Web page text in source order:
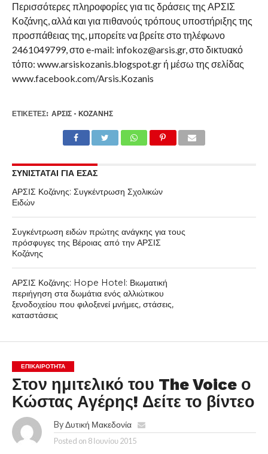
Περισσότερες πληροφορίες για τις δράσεις της ΑΡΣΙΣ
Κοζάνης, αλλά και για πιθανούς τρόπους υποστήριξης της
προσπάθειας της, μπορείτε να βρείτε στο τηλέφωνο
2461049799, στο e-mail: infokoz@arsis.gr, στο δικτυακό
τόπο: www.arsiskozanis.blogspot.gr ή μέσω της σελίδας
www.facebook.com/Arsis.Kozanis
ΕΤΙΚΕΤΕΣ: ΑΡΣΙΣ - ΚΟΖΆΝΗΣ
ΣΥΝΙΣΤΑΤΑΙ ΓΙΑ ΕΣΑΣ
ΑΡΣΙΣ Κοζάνης: Συγκέντρωση Σχολικών
Ειδών
Συγκέντρωση ειδών πρώτης ανάγκης για τους
πρόσφυγες της Βέροιας από την ΑΡΣΙΣ
Κοζάνης
ΑΡΣΙΣ Κοζάνης: Hope Hotel: Βιωματική
περιήγηση στα δωμάτια ενός αλλιώτικου
ξενοδοχείου που φιλοξενεί μνήμες, στάσεις,
καταστάσεις
ΕΠΙΚΑΙΡΟΤΗΤΑ
Στον ημιτελικό του The Voice ο
Κώστας Αγέρης! Δείτε το βίντεο
By Δυτική Μακεδονία
Posted on 8 Ιουνίου 2015